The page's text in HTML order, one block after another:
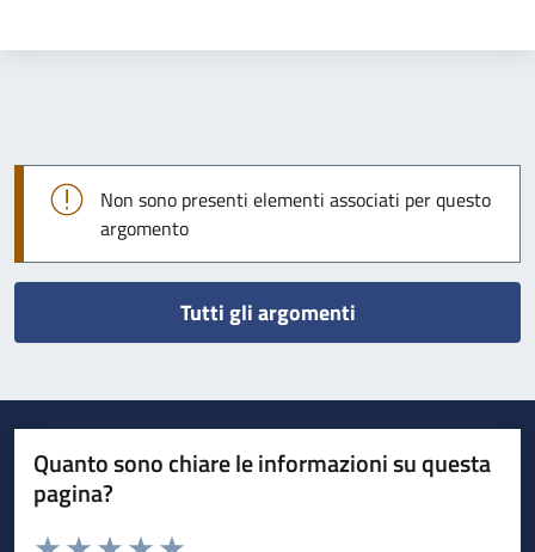
Non sono presenti elementi associati per questo
argomento
Tutti gli argomenti
Quanto sono chiare le informazioni su questa
pagina?
Valuta da 1 a 5 stelle la pagina